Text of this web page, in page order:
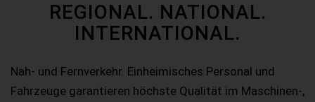
REGIONAL. NATIONAL.
INTERNATIONAL.
Nah- und Fernverkehr. Einheimisches Personal und
Fahrzeuge garantieren höchste Qualität im Maschinen-,